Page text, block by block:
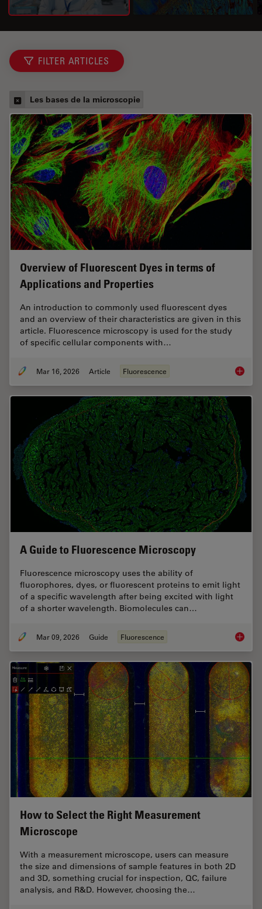
FILTER ARTICLES
Les bases de la microscopie
Overview of Fluorescent Dyes in terms of
Applications and Properties
An introduction to commonly used fluorescent dyes
and an overview of their characteristics are given in this
article. Fluorescence microscopy is used for the study
of specific cellular components with…
Mar 16, 2026 Article Fluorescence
A Guide to Fluorescence Microscopy
Fluorescence microscopy uses the ability of
fluorophores, dyes, or fluorescent proteins to emit light
of a specific wavelength after being excited with light
of a shorter wavelength. Biomolecules can…
Mar 09, 2026 Guide Fluorescence A
How to Select the Right Measurement
Microscope
With a measurement microscope, users can measure
the size and dimensions of sample features in both 2D
and 3D, something crucial for inspection, QC, failure
analysis, and R&D. However, choosing the…